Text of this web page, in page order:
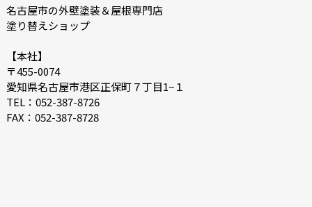
2021-12
2021-10
2021-06
2021-04
2021-02
名古屋市の外壁塗装＆屋根専門店
塗り替えショップ
【本社】
〒455-0074
愛知県名古屋市港区正保町７丁目1−１
TEL：052-387-8726
FAX：052-387-8728